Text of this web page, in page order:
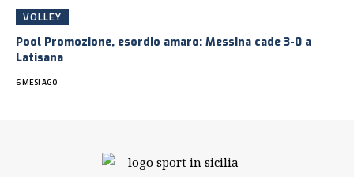
VOLLEY
Pool Promozione, esordio amaro: Messina cade 3-0 a
Latisana
6 MESI AGO